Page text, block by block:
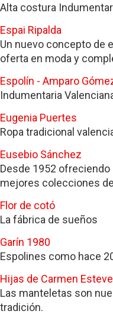
Alta costura
Espai Ripalda
Un nuevo concepto de
oferta en moda y
Espolín - Amparo
Indumentaria
Eugenia Puertes
Ropa tradicional
Eusebio Sánchez
Desde 1952
mejores colecciones
Flor de cotó
La fábrica de sueños
Garín 1980
Espolines como hace
Hijas de Carmen Esteve
Las manteletas son
tradición.